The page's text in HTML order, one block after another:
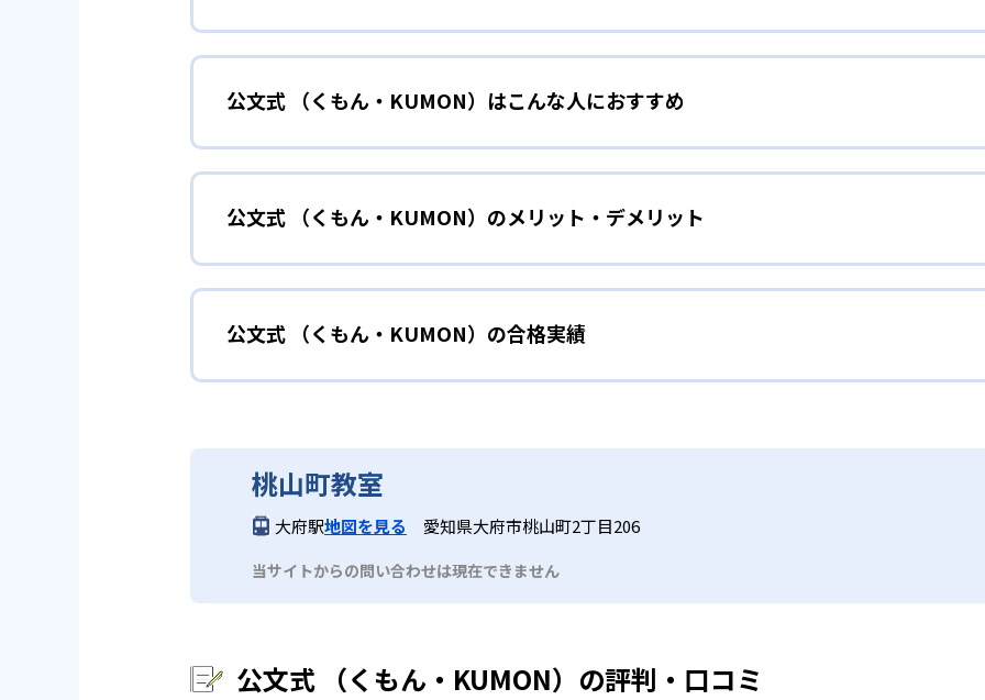
01 無学年式の学力別学習
KUMONでは、年齢や学年にとらわれずに、一人ひとりの学力に応じたレベルから学習を始めて
確実に100点が取れるレベルから少しずつ難易度を上げていくことで子どもたちは多くの成功
できる。
02 自学自習スタイル
KUMONの教材は、簡単な問題から高度な問題へと、スモールステップで進んでいけるよう工
時期から高校教材に進む生徒もいる。
03 フレキシブルな受講スタイル
KUMONでは、教室が開いている時間内であれば、何曜日にでも週2回受講できる。そのため、
も通室しやすい。また、教室によっては自宅からのオンライン受講と通室を組み合わせること
公文式 （くもん・KUMON）はこんな人におすすめ
小学校に入る準備をしたい幼児向け
KUMONでは細かいステップに分かれた教材で、わかる楽しさを経験しながら無理なく力を高め
目でも自分で解けた達成感を味わうことで、少しずつ苦手意識を克服できるだろう。
中学生・高校生 部活や習い事と両立したい生徒向け
KUMONでは、一人ひとりの学習状況やスケジュールに合わせて、きめ細やかにカリキュラムを
宿題の量や進め方に関しては、いつでも気軽に相談可能だ。
公文式 （くもん・KUMON）のメリット・デメリット
どんなメリットがある？
KUMONでは自学自習スタイルで勉強するため、集中力や目標に向かって頑張りやり抜く力を
い。
どんなデメリットがある？
KUMONでは、中高生のクラスでも数学・英語・国語の3教科に限られるため、その他の教科に
だろう。
公文式 （くもん・KUMON）の合格実績
KUMONは、公式サイトでは合格実績は公開していない。志望校への実績があるかどうかは、
桃山町教室
大府駅地図を見る 愛知県大府市桃山町2丁目206
当サイトからの問い合わせは現在できません
公文式 （くもん・KUMON）の評判・口コミ